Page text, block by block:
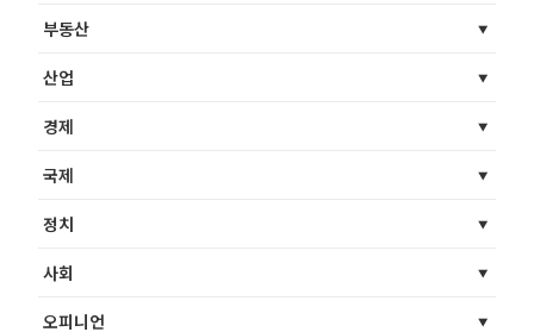
부동산
산업
경제
국제
정치
사회
오피니언